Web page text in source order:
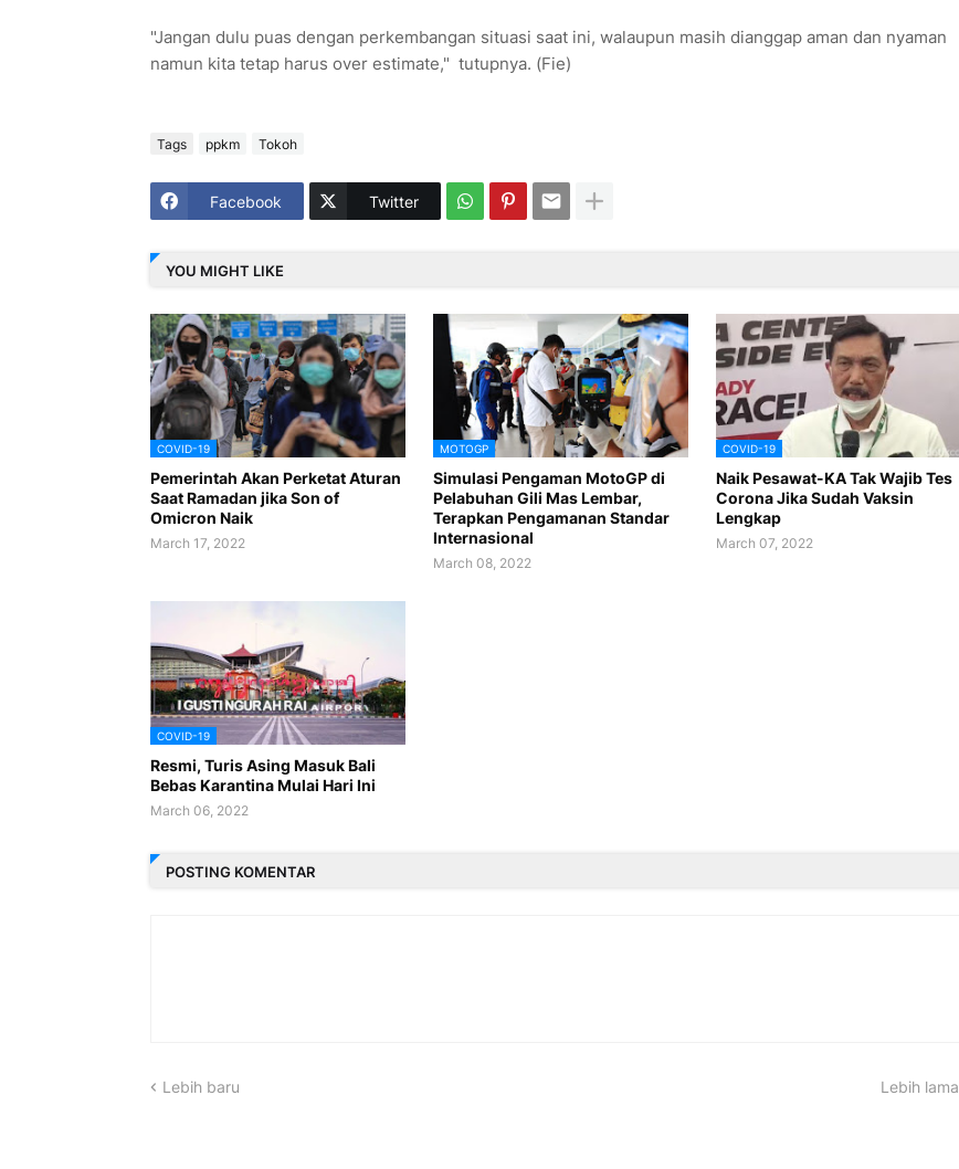
"Jangan dulu puas dengan perkembangan situasi saat ini, walaupun masih dianggap aman dan nyaman
namun kita tetap harus over estimate," tutupnya. (Fie)
Tags ppkm Tokoh
Facebook Twitter
YOU MIGHT LIKE
COVID-19
Pemerintah Akan Perketat Aturan
Saat Ramadan jika Son of
Omicron Naik
March 17, 2022
MOTOGP
Simulasi Pengaman MotoGP di
Pelabuhan Gili Mas Lembar,
Terapkan Pengamanan Standar
Internasional
March 08, 2022
COVID-19
Naik Pesawat-KA Tak Wajib Tes
Corona Jika Sudah Vaksin
Lengkap
March 07, 2022
COVID-19
Resmi, Turis Asing Masuk Bali
Bebas Karantina Mulai Hari Ini
March 06, 2022
POSTING KOMENTAR
Lebih baru Lebih lama